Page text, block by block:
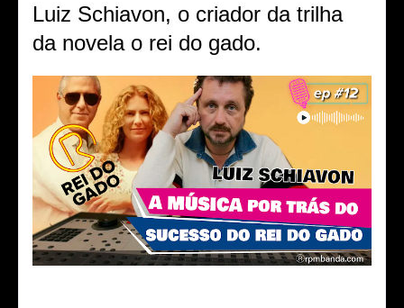
Luiz Schiavon, o criador da trilha
da novela o rei do gado.